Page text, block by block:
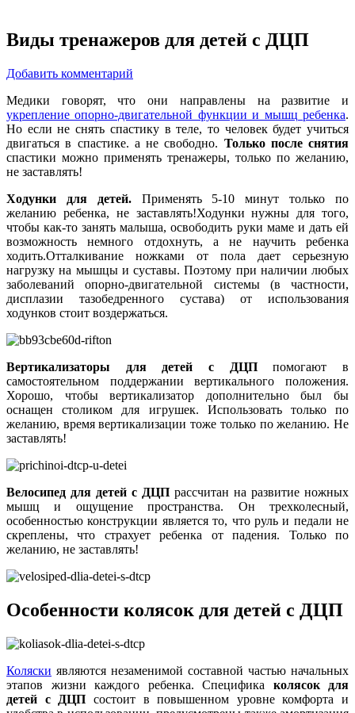
Виды тренажеров для детей с ДЦП
Добавить комментарий
Медики говорят, что они направлены на развитие и
укрепление опорно-двигательной функции и мышц ребенка.
Но если не снять спастику в теле, то человек будет учиться
двигаться в спастике. а не свободно. Только после снятия
спастики можно применять тренажеры, только по желанию,
не заставлять!
Ходунки для детей. Применять 5-10 минут только по
желанию ребенка, не заставлять!Ходунки нужны для того,
чтобы как-то занять малыша, освободить руки маме и дать ей
возможность немного отдохнуть, а не научить ребенка
ходить.Отталкивание ножками от пола дает серьезную
нагрузку на мышцы и суставы. Поэтому при наличии любых
заболеваний опорно-двигательной системы (в частности,
дисплазии тазобедренного сустава) от использования
ходунков стоит воздержаться.
Вертикализаторы для детей с ДЦПпомогают в
самостоятельном поддержании вертикального положения.
Хорошо, чтобы вертикализатор дополнительно был бы
оснащен столиком для игрушек. Использовать только по
желанию, время вертикализации тоже только по желанию. Не
заставлять!
Велосипед для детей с ДЦП рассчитан на развитие ножных
мышц и ощущение пространства. Он трехколесный,
особенностью конструкции является то, что руль и педали не
скреплены, что страхует ребенка от падения. Только по
желанию, не заставлять!
Особенности колясок для детей с ДЦП
Коляски являются незаменимой составной частью начальных
этапов жизни каждого ребенка. Специфика колясок для
детей с ДЦП состоит в повышенном уровне комфорта и